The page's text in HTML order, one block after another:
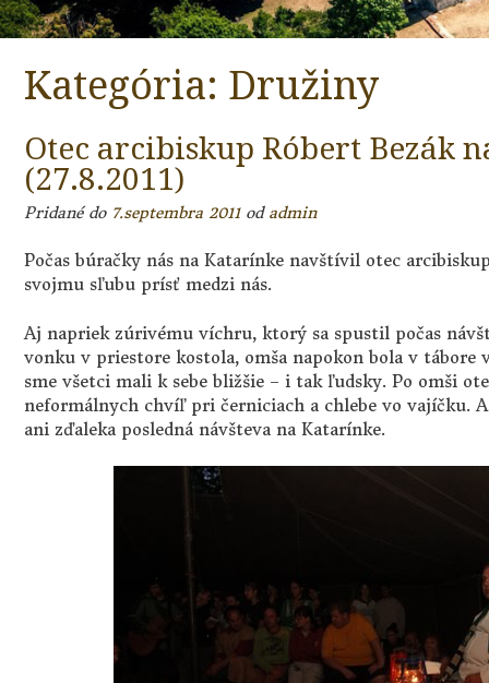
Kategória: Družiny
Otec arcibiskup Róbert Bezák
(27.8.2011)
Pridané do 7.septembra 2011od admin
Počas búračky nás na Katarínke navštívil otec
svojmu sľubu prísť medzi nás.
Aj napriek zúrivému víchru, ktorý sa spustil počas
vonku v priestore kostola, omša napokon bola v tábore
sme všetci mali k sebe bližšie – i tak ľudsky. Po omši
neformálnych chvíľ pri černiciach a chlebe vo vajíčku.
ani zďaleka posledná návšteva na Katarínke.